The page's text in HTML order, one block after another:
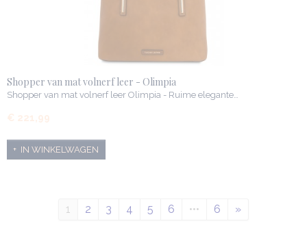
Shopper van mat volnerf leer - Olimpia
Shopper van mat volnerf leer Olimpia - Ruime elegante…
€ 221,99
IN WINKELWAGEN
1 2 3 4 5 6 ••• 6 »